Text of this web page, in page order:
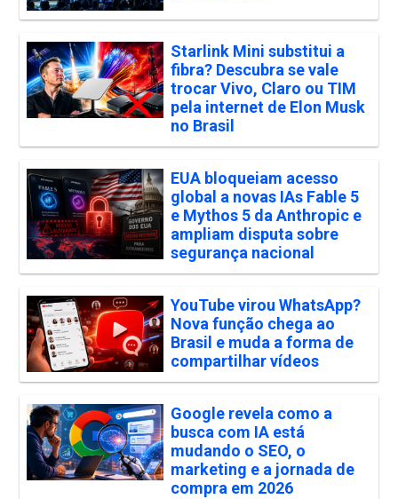
Starlink Mini substitui a
fibra? Descubra se vale
trocar Vivo, Claro ou TIM
pela internet de Elon Musk
no Brasil
EUA bloqueiam acesso
global a novas IAs Fable 5
e Mythos 5 da Anthropic e
ampliam disputa sobre
segurança nacional
YouTube virou WhatsApp?
Nova função chega ao
Brasil e muda a forma de
compartilhar vídeos
Google revela como a
busca com IA está
mudando o SEO, o
marketing e a jornada de
compra em 2026